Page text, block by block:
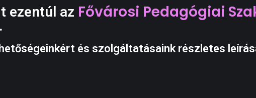
ezentúl az Fővárosi Pedagógiai
és szolgáltatásaink részletes